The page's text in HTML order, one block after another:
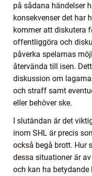
på sådana händelser
konsekvenser det har
kommer att diskutera
offentliggöra och
påverka spelarnas
återvända till isen.
diskussion om
och straff samt
eller behöver ske.
I slutändan är det
inom SHL är precis
också begå brott. Hur
dessa situationer är
och kan ha betydande